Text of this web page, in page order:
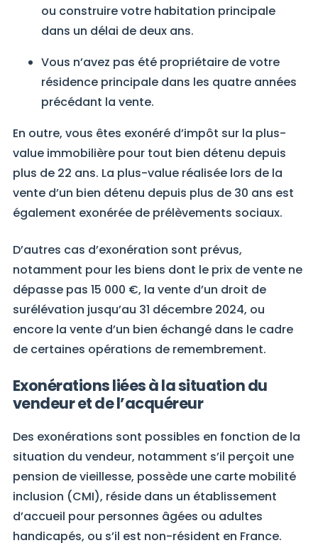
ou construire votre habitation principale
dans un délai de deux ans.
Vous n’avez pas été propriétaire de votre
résidence principale dans les quatre années
précédant la vente.
En outre, vous êtes exonéré d’impôt sur la plus-
value immobilière pour tout bien détenu depuis
plus de 22 ans. La plus-value réalisée lors de la
vente d’un bien détenu depuis plus de 30 ans est
également exonérée de prélèvements sociaux.
D’autres cas d’exonération sont prévus,
notamment pour les biens dont le prix de vente ne
dépasse pas 15 000 €, la vente d’un droit de
surélévation jusqu’au 31 décembre 2024, ou
encore la vente d’un bien échangé dans le cadre
de certaines opérations de remembrement.
Exonérations liées à la situation du
vendeur et de l’acquéreur
Des exonérations sont possibles en fonction de la
situation du vendeur, notamment s’il perçoit une
pension de vieillesse, possède une carte mobilité
inclusion (CMI), réside dans un établissement
d’accueil pour personnes âgées ou adultes
handicapés, ou s’il est non-résident en France.